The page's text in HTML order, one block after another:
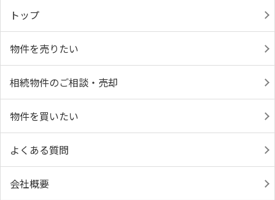
トップ
物件を売りたい
相続物件のご相談・売却
物件を買いたい
よくある質問
会社概要